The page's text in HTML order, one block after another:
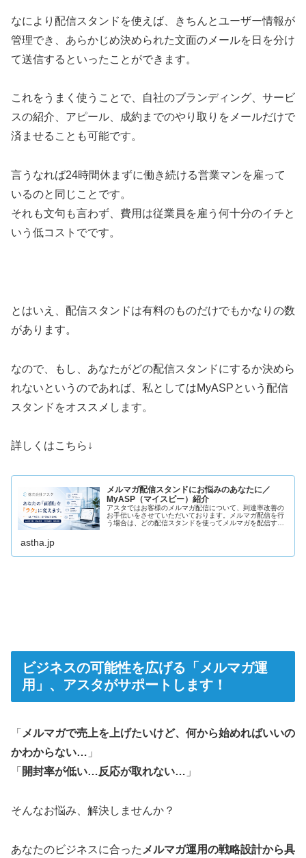
なにより配信スタンドを使えば、きちんとユーザー情報が
管理でき、あらかじめ決められた文面のメールを日を分け
て送信するといったことができます。
これをうまく使うことで、自社のブランディング、サービ
スの紹介、アピール、成約までのやり取りをメールだけで
済ませることも可能です。
言うなれば24時間休まずに働き続ける営業マンを雇って
いるのと同じことです。
それも文句も言わず、費用は従業員を雇う何十分のイチと
いう低コストでです。
とはいえ、配信スタンドは有料のものだけでもかなりの数
があります。
なので、もし、あなたがどの配信スタンドにするか決めら
れないというのであれば、私としてはMyASPという配信
スタンドをオススメします。
詳しくはこちら↓
メルマガ配信スタンドにお悩みのあなたに／
MyASP（マイスピー）紹介
アスタではお客様のメルマガ配信について、到達率改善の
お手伝いをさせていただいております。メルマガ配信を行
う場合は、どの配信スタンドを使ってメルマガを配信する
astha.jp
ビジネスの可能性を広げる「メルマガ運
用」、アスタがサポートします！
「 メルマガで売上を上げたいけど、何から始めればいいの
かわからない… 」
「 開封率が低い…反応が取れない… 」
そんなお悩み、解決しませんか？
あなたのビジネスに合った メルマガ運用の戦略設計から具